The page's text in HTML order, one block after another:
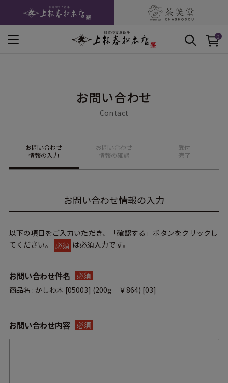
0
Contact
お問い合わせ
お問い合わせ
情報の入力
お問い合わせ
情報の確認
受付
完了
お問い合わせ情報の入力
以下の項目をご入力いただき、「確認する」ボタンをクリックし
てください。
必須 は必須入力です。
お問い合わせ件名
必須
商品名 : かしわ木 [05003]
お問い合わせ内容 必須